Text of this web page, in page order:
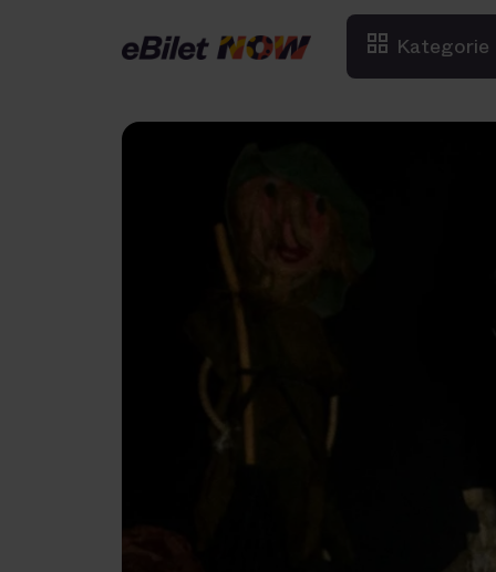
Kategorie